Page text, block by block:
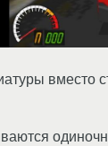
вместо